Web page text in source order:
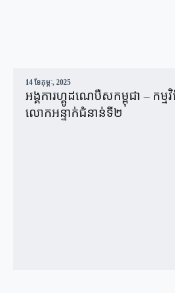
14 ខែ​កុម្ភៈ, 2025
អង្គការហ្គូដណេបឺសកម្ពុជា – កម្ម
លោកអន្ទាក់ជំនាន់ទី២